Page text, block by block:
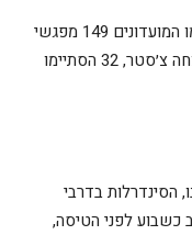
בין שנת 1888 לעת כתיבת שורות אלה, קיימו המועדונים 149 מפגשי
אימים ביניהם בכל המסגרות. ב-51 מהם ניצחה צ׳סטר, 32 הסתיימו
גם אנחנו, הסינדרלות בדרבי
לפני הטיסה,